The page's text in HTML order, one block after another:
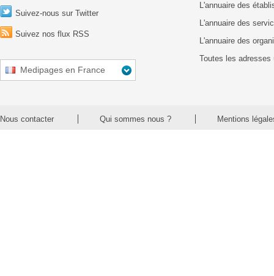
Suivez-nous sur Twitter
Suivez nos flux RSS
Medipages en France
L'annuaire des
L'annuaire des
L'annuaire des
Toutes les adresses
Nous contacter Qui sommes nous ? Mentions